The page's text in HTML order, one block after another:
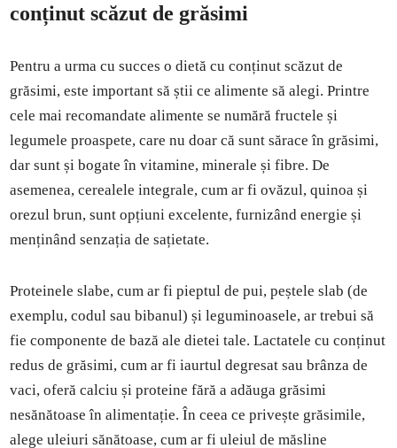
conținut scăzut de grăsimi
Pentru a urma cu succes o dietă cu conținut scăzut de
grăsimi, este important să știi ce alimente să alegi. Printre
cele mai recomandate alimente se numără fructele și
legumele proaspete, care nu doar că sunt sărace în grăsimi,
dar sunt și bogate în vitamine, minerale și fibre. De
asemenea, cerealele integrale, cum ar fi ovăzul, quinoa și
orezul brun, sunt opțiuni excelente, furnizând energie și
menținând senzația de sațietate.
Proteinele slabe, cum ar fi pieptul de pui, peștele slab (de
exemplu, codul sau bibanul) și leguminoasele, ar trebui să
fie componente de bază ale dietei tale. Lactatele cu conținut
redus de grăsimi, cum ar fi iaurtul degresat sau brânza de
vaci, oferă calciu și proteine fără a adăuga grăsimi
nesănătoase în alimentație. În ceea ce privește grăsimile,
alege uleiuri sănătoase, cum ar fi uleiul de măsline